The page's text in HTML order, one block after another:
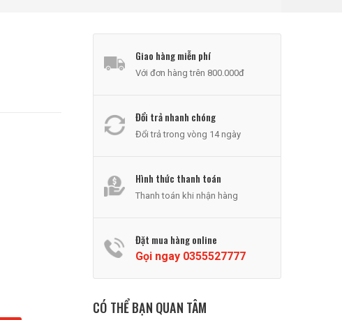
Giao hàng miễn phí
Với đơn hàng trên 800.000đ
Đổi trả nhanh chóng
Đổi trả trong vòng 14 ngày
Hình thức thanh toán
Thanh toán khi nhận hàng
Đặt mua hàng online
Gọi ngay 0355527777
CÓ THỂ BẠN QUAN TÂM